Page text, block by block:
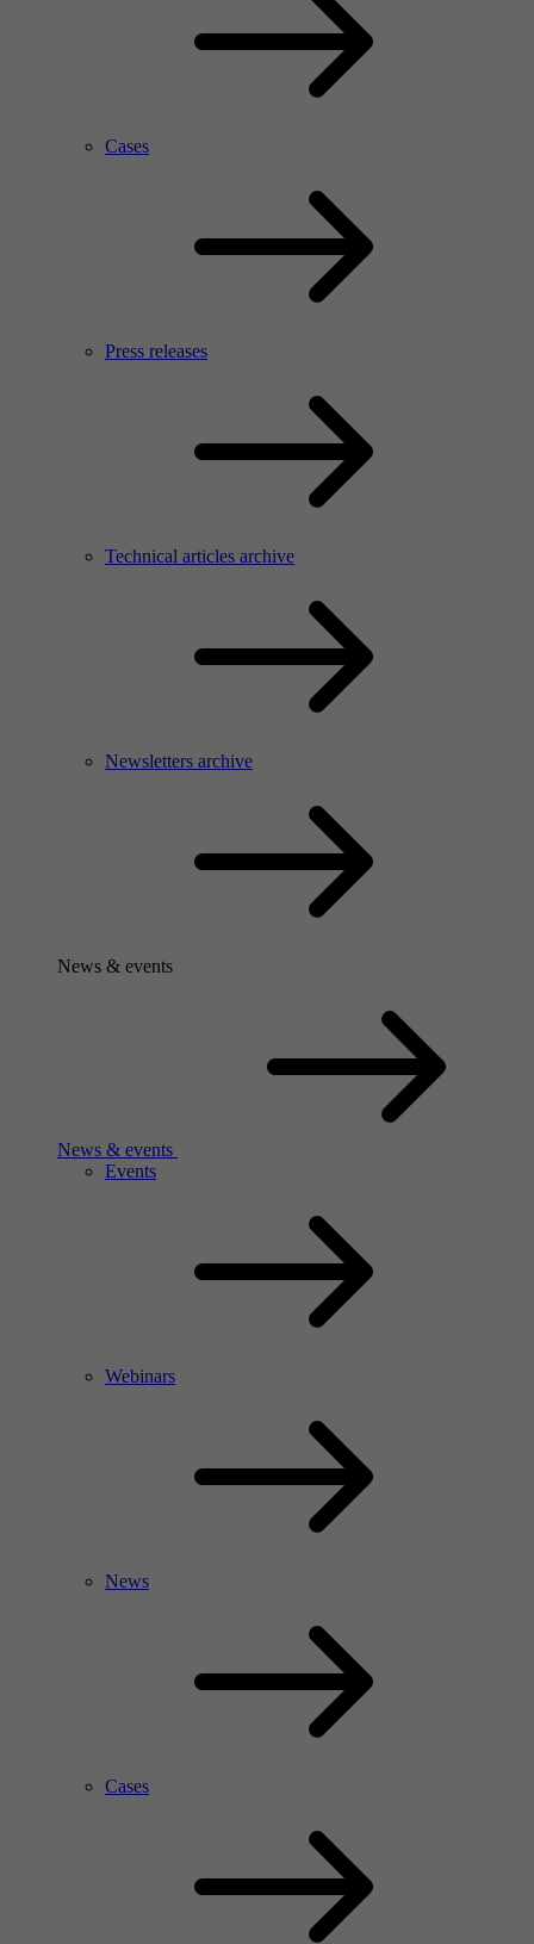
Cases
Press releases
Technical articles archive
Newsletters archive
News & events
News & events
Events
Webinars
News
Cases